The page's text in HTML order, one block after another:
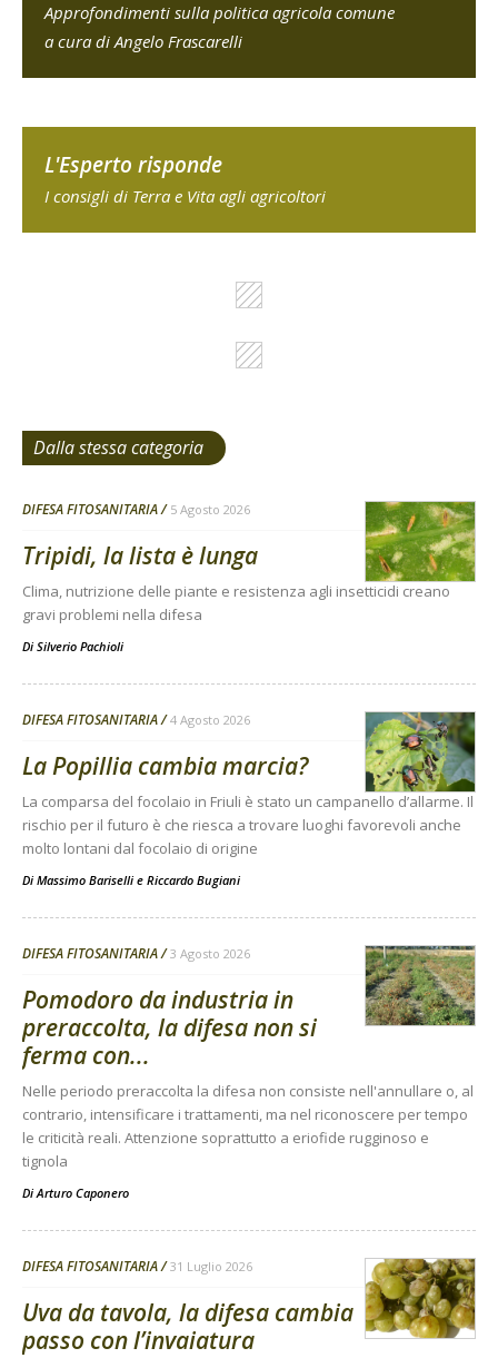
Approfondimenti sulla politica agricola comune
a cura di Angelo Frascarelli
L'Esperto risponde
I consigli di Terra e Vita agli agricoltori
Dalla stessa categoria
DIFESA FITOSANITARIA 5 Agosto 2026
Tripidi, la lista è lunga
Clima, nutrizione delle piante e resistenza agli insetticidi creano
gravi problemi nella difesa
Di Silverio Pachioli
DIFESA FITOSANITARIA 4 Agosto 2026
La Popillia cambia marcia?
La comparsa del focolaio in Friuli è stato un campanello d’allarme. Il
rischio per il futuro è che riesca a trovare luoghi favorevoli anche
molto lontani dal focolaio di origine
Di Massimo Bariselli e Riccardo Bugiani
DIFESA FITOSANITARIA 3 Agosto 2026
Pomodoro da industria in
preraccolta, la difesa non si
ferma con...
Nelle periodo preraccolta la difesa non consiste nell'annullare o, al
contrario, intensificare i trattamenti, ma nel riconoscere per tempo
le criticità reali. Attenzione soprattutto a eriofide rugginoso e
tignola
DiArturo Caponero
DIFESA FITOSANITARIA 31 Luglio 2026
Uva da tavola, la difesa cambia
passo con l’invaiatura